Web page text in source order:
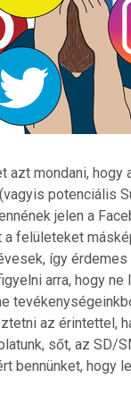
azt mondani, hogy
potenciális
jelen a
a felületeket
így érdemes
arra, hogy ne
az érintettel,
sőt, az SD/
bennünket, hogy